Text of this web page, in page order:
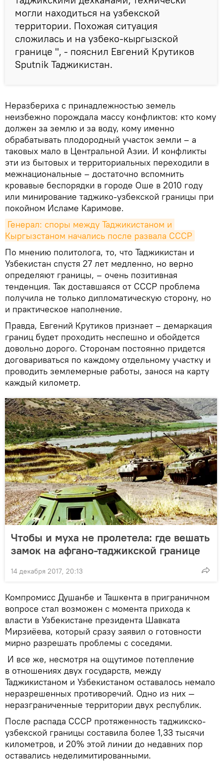
могли находиться на узбекской
территории. Похожая ситуация
сложилась и на узбеко-кыргызской
границе ", - пояснил Евгений Крутиков
Sputnik Таджикистан.
Неразбериха с принадлежностью земель
неизбежно порождала массу конфликтов: кто кому
должен за землю и за воду, кому именно
обрабатывать плодородный участок земли – а
таковых мало в Центральной Азии. И конфликты
эти из бытовых и территориальных переходили в
межнациональные – достаточно вспомнить
кровавые беспорядки в городе Оше в 2010 году
или минирование таджико-узбекской границы при
покойном Исламе Каримове.
Генерал: споры между Таджикистаном и
Кыргызстаном начались после развала СССР
По мнению политолога, то, что Таджикистан и
Узбекистан спустя 27 лет медленно, но верно
определяют границы, – очень позитивная
тенденция. Так доставшаяся от СССР проблема
получила не только дипломатическую сторону, но
и практическое наполнение.
Правда, Евгений Крутиков признает – демаркация
границ будет проходить неспешно и обойдется
довольно дорого. Сторонам постоянно придется
договариваться по каждому отдельному участку и
проводить землемерные работы, занося на карту
каждый километр.
Чтобы и муха не пролетела: где вешать
замок на афгано-таджикской границе
14 декабря 2017, 20:13
Компромисс Душанбе и Ташкента в приграничном
вопросе стал возможен с момента прихода к
власти в Узбекистане президента Шавката
Мирзиёева, который сразу заявил о готовности
мирно разрешать проблемы с соседями.
И все же, несмотря на ощутимое потепление
в отношениях двух государств, между
Таджикистаном и Узбекистаном оставалось немало
неразрешенных противоречий. Одно из них —
неразграниченные территории двух республик.
После распада СССР протяженность таджикско-
узбекской границы составила более 1,33 тысячи
километров, и 20% этой линии до недавних пор
оставались неделимитированными.